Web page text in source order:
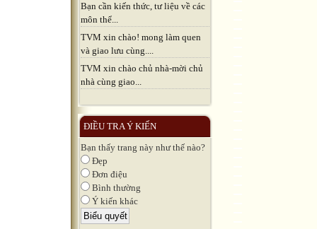
Bạn cần kiến thức, tư liệu về các
môn thể...
TVM xin chào! mong làm quen
và giao lưu cùng....
TVM xin chào chủ nhà-mời chủ
nhà cùng giao...
ĐIỀU TRA Ý KIẾN
Bạn thấy trang này như thế nào?
Đẹp
Đơn điệu
Bình thường
Ý kiến khác